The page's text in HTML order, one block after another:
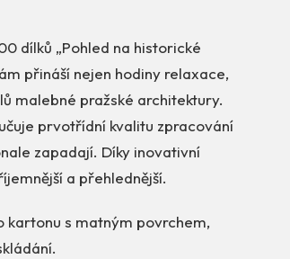
dílků „Pohled na historické
přináší nejen hodiny relaxace,
malebné pražské architektury.
prvotřídní kvalitu zpracování
zapadají. Díky inovativní
a přehlednější.
kartonu s matným povrchem,